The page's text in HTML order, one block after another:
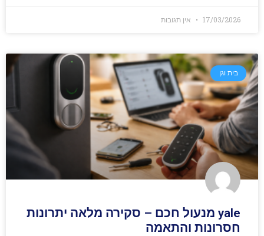
17/03/2026 אין תגובות
בית וגן
yale מנעול חכם – סקירה מלאה יתרונות
חסרונות והתאמה